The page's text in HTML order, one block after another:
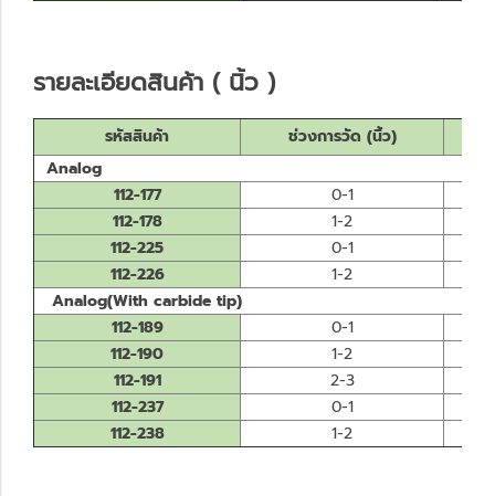
รายละเอียดสินค้า ( นิ้ว )
รหัสสินค้า ช่วงการวัด (นิ้ว)
Analog
112-177
0-1
112-178
1-2
112-225
0-1
112-226
1-2
Analog(With carbide tip)
112-189
0-1
112-190
1-2
112-191
2-3
112-237
0-1
112-238
1-2